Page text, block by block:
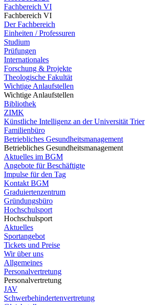
Fachbereich VI
Fachbereich VI
Der Fachbereich
Einheiten / Professuren
Studium
Prüfungen
Internationales
Forschung & Projekte
Theologische Fakultät
Wichtige Anlaufstellen
Wichtige Anlaufstellen
Bibliothek
ZIMK
Künstliche Intelligenz an der Universität Trier
Familienbüro
Betriebliches Gesundheitsmanagement
Betriebliches Gesundheitsmanagement
Aktuelles im BGM
Angebote für Beschäftigte
Impulse für den Tag
Kontakt BGM
Graduiertenzentrum
Gründungsbüro
Hochschulsport
Hochschulsport
Aktuelles
Sportangebot
Tickets und Preise
Wir über uns
Allgemeines
Personalvertretung
Personalvertretung
JAV
Schwerbehindertenvertretung